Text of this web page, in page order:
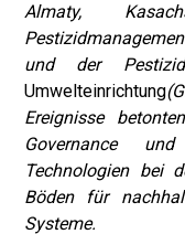
Almaty,
und der
Umwelteinrichtung
Ereignisse
Governance
Technologien bei
Böden für
Systeme.